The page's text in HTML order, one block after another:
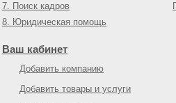
7. Поиск кадров
8. Юридическая помощь
Ваш кабинет
Добавить компанию
Добавить товары и услуги